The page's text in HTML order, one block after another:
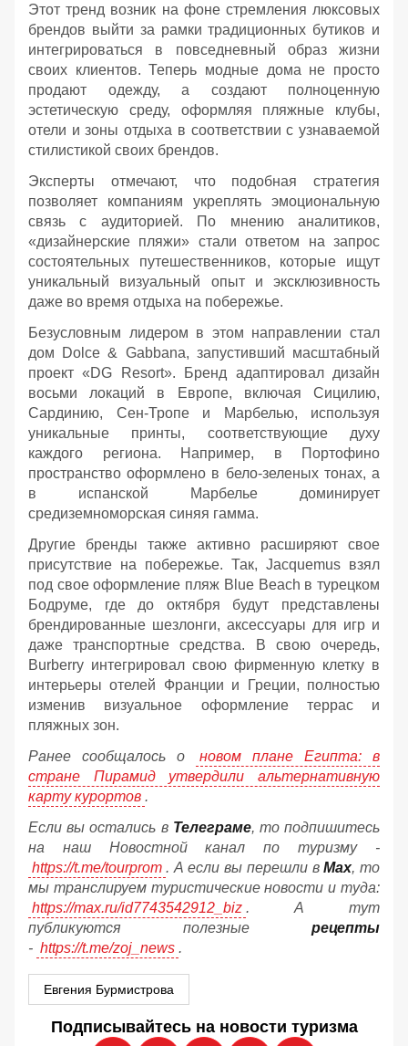
Этот тренд возник на фоне стремления люксовых
брендов выйти за рамки традиционных бутиков и
интегрироваться в повседневный образ жизни
своих клиентов. Теперь модные дома не просто
продают одежду, а создают полноценную
эстетическую среду, оформляя пляжные клубы,
отели и зоны отдыха в соответствии с узнаваемой
стилистикой своих брендов.
Эксперты отмечают, что подобная стратегия
позволяет компаниям укреплять эмоциональную
связь с аудиторией. По мнению аналитиков,
«дизайнерские пляжи» стали ответом на запрос
состоятельных путешественников, которые ищут
уникальный визуальный опыт и эксклюзивность
даже во время отдыха на побережье.
Безусловным лидером в этом направлении стал
дом Dolce & Gabbana, запустивший масштабный
проект «DG Resort». Бренд адаптировал дизайн
восьми локаций в Европе, включая Сицилию,
Сардинию, Сен-Тропе и Марбелью, используя
уникальные принты, соответствующие духу
каждого региона. Например, в Портофино
пространство оформлено в бело-зеленых тонах, а
в испанской Марбелье доминирует
средиземноморская синяя гамма.
Другие бренды также активно расширяют свое
присутствие на побережье. Так, Jacquemus взял
под свое оформление пляж Blue Beach в турецком
Бодруме, где до октября будут представлены
брендированные шезлонги, аксессуары для игр и
даже транспортные средства. В свою очередь,
Burberry интегрировал свою фирменную клетку в
интерьеры отелей Франции и Греции, полностью
изменив визуальное оформление террас и
пляжных зон.
Ранее сообщалось о
новом плане Египта: в
стране Пирамид утвердили альтернативную
карту курортов .
Если вы остались в Телеграме, то подпишитесь
на наш Новостной канал по туризму -
https://t.me/tourprom . А если вы перешли вМах, то
мы транслируем туристические новости и туда:
https://max.ru/id7743542912_biz . А тут
публикуются полезные рецепты
- https://t.me/zoj_news .
Евгения Бурмистрова
Подписывайтесь на новости туризма